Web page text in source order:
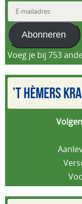
mailadres
Abonneren
Voeg je bij 753
’T HÈMERS